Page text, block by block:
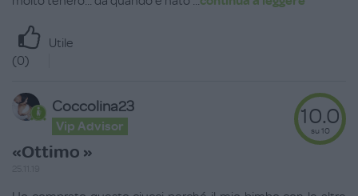
Utile
(0)
Coccolina23
Vip Advisor
«Ottimo »
10.0
su 10